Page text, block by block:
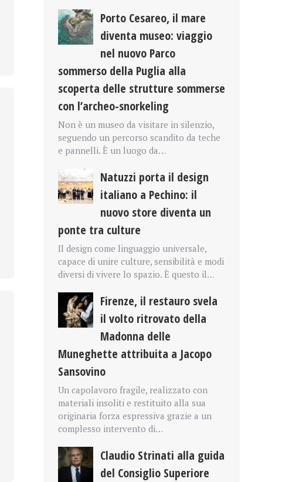
Porto Cesareo, il mare
diventa museo: viaggio
nel nuovo Parco
sommerso della Puglia alla
scoperta delle strutture sommerse
con l’archeo-snorkeling
Non è un museo da visitare in silenzio,
seguendo un percorso scandito da teche
e pannelli. È un luogo da…
Natuzzi porta il design
italiano a Pechino: il
nuovo store diventa un
ponte tra culture
Il design come linguaggio universale,
capace di unire culture, sensibilità e modi
diversi di vivere lo spazio. È questo il…
Firenze, il restauro svela
il volto ritrovato della
Madonna delle
Muneghette attribuita a Jacopo
Sansovino
Un capolavoro fragile, realizzato con
materiali insoliti e restituito alla sua
originaria forza espressiva grazie a un
complesso intervento di…
Claudio Strinati alla guida
del Consiglio Superiore